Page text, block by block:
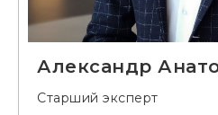
Александр
Старший эксперт